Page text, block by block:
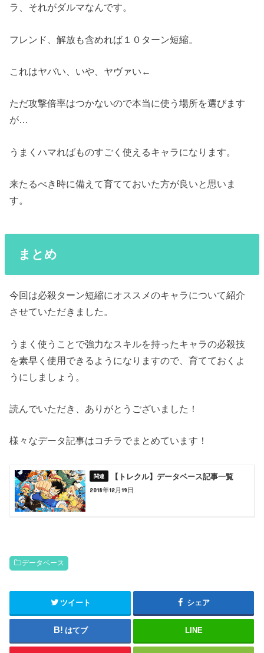
ラ、それがダルマなんです。
フレンド、解放も含めれば１０ターン短縮。
これはヤバい、いや、ヤヴァい←
ただ攻撃倍率はつかないので本当に使う場所を選びます
が…
うまくハマればものすごく使えるキャラになります。
来たるべき時に備えて育てておいた方が良いと思いま
す。
まとめ
今回は必殺ターン短縮にオススメのキャラについて紹介
させていただきました。
うまく使うことで強力なスキルを持ったキャラの必殺技
を素早く使用できるようになりますので、育てておくよ
うにしましょう。
読んでいただき、ありがとうございました！
様々なデータ記事はコチラでまとめています！
【トレクル】データベース記事一覧
2018年12月19日
データベース
ツイート シェア
はてブ LINE